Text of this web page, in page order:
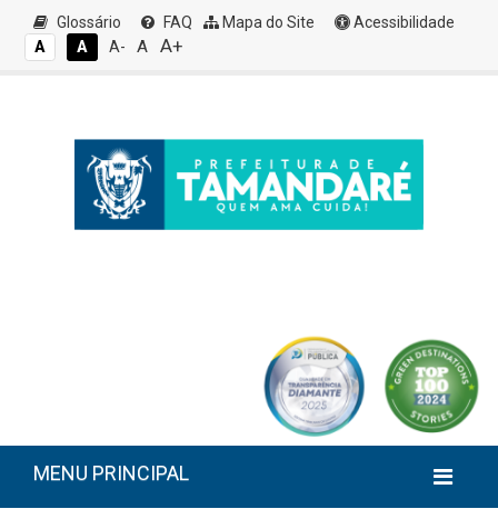
Glossário FAQ Mapa do Site
Acessibilidade
A
A A- A A+
MENU PRINCIPAL